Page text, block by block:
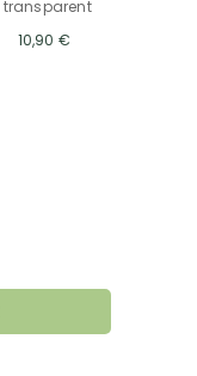
transparent
10,90 €